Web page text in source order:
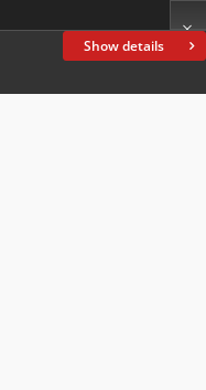
Show details